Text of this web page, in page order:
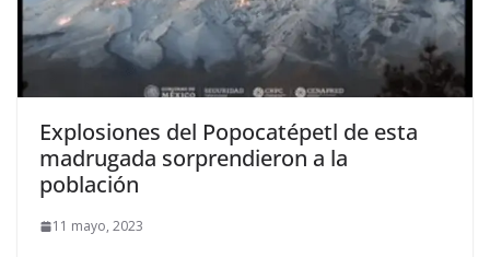
Explosiones del Popocatépetl de esta
madrugada sorprendieron a la
población
11 mayo, 2023